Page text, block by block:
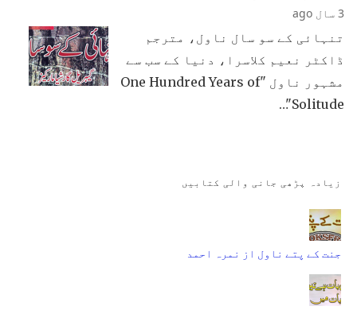
3 سال ago
تنہائی کے سو سال ناول، مترجم
ڈاکٹر نعیم کلاسرا، دنیا کے سب سے
مشہور ناول "One Hundred Years of
Solitude"…
زیادہ پڑھی جانی والی کتابیں
جنت کے پتے ناول از نمرہ احمد